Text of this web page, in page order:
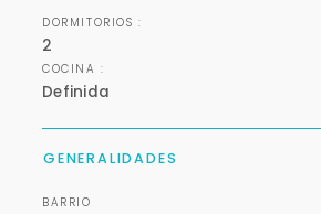
DORMITORIOS :
2
COCINA :
Definida
GENERALIDADES
BARRIO